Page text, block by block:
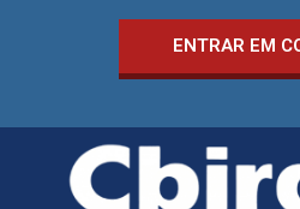
ENTRAR EM